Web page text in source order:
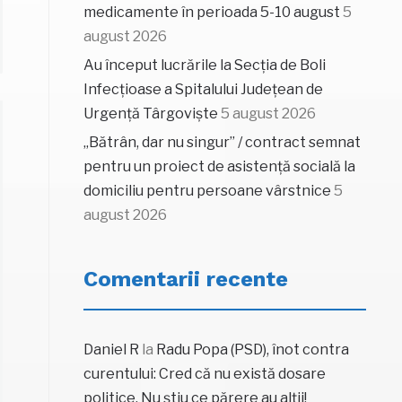
medicamente în perioada 5-10 august 5
august 2026
Au început lucrările la Secția de Boli
Infecțioase a Spitalului Județean de
Urgență Târgoviște 5 august 2026
„Bătrân, dar nu singur” / contract semnat
pentru un proiect de asistență socială la
domiciliu pentru persoane vârstnice 5
august 2026
Comentarii recente
Daniel R la Radu Popa (PSD), înot contra
curentului: Cred că nu există dosare
politice. Nu știu ce părere au alții!